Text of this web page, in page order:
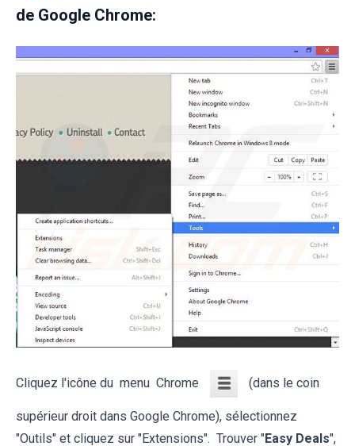
de Google Chrome:
Cliquez l'icône du menu Chrome (dans le coin
supérieur droit dans Google Chrome), sélectionnez
"Outils" et cliquez sur "Extensions". Trouver "Easy Deals",